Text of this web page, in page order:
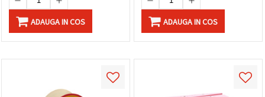
ADAUGA IN COS ADAUGA IN COS